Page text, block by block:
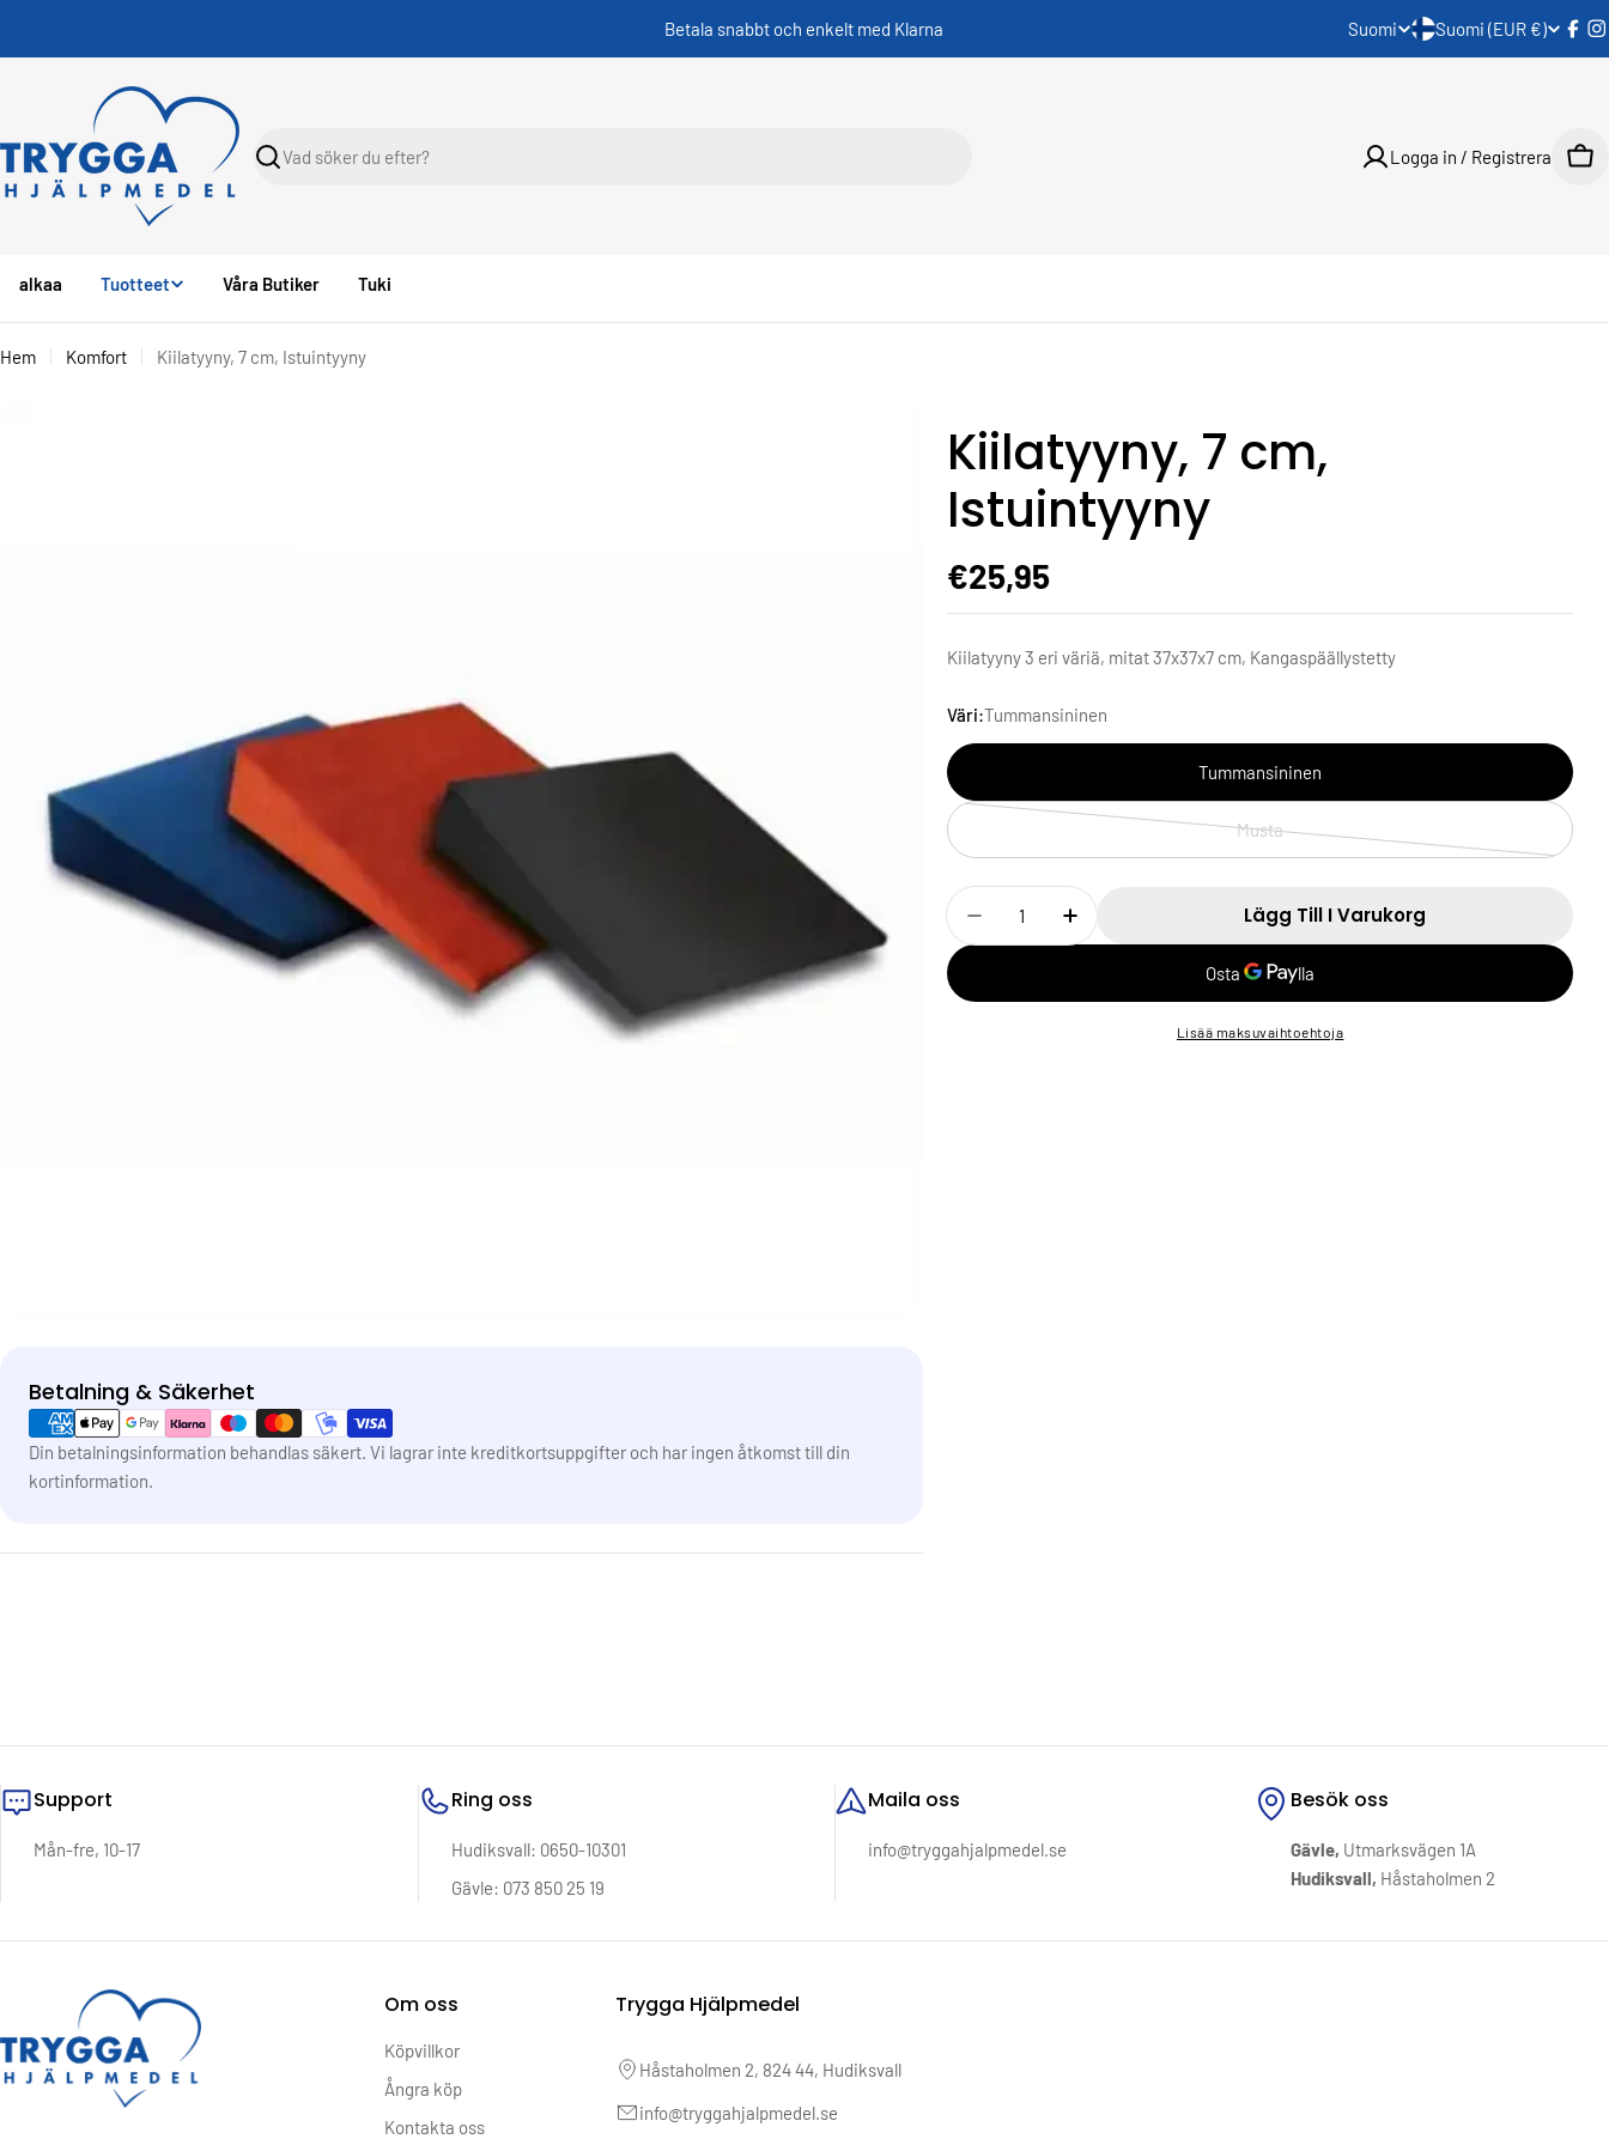
Betala snabbt och enkelt med Klarna
S
Suomi
L
n
Suomi (EUR €)
Sök
Logga in / Registrera
alkaa Tuotteet Våra Butiker Tuki
Hem Komfort Kiilatyyny, 7 cm, Istuintyyny
Betalning & Säkerhet
Betalningsmetoder
Din betalningsinformation behandlas säkert. Vi lagrar inte kreditkortsuppgifter och har ingen åtkomst till din
kortinformation.
Kiilatyyny, 7 cm,
Istuintyyny
€25,95
Kiilatyyny 3 eri väriä, mitat 37x37x7 cm, Kangaspäällystetty
Väri:Tummansininen
Tummansininen
Musta
Antal
Lägg Till I Varukorg
Lisää maksuvaihtoehtoja
Support
Mån-fre, 10-17
Ring oss
Hudiksvall: 0650-10301
Gävle: 073 850 25 19
Maila oss
info@tryggahjalpmedel.se
Besök oss
Gävle, Utmarksvägen 1A
Hudiksvall, Håstaholmen 2
Om oss
Köpvillkor
Ångra köp
Kontakta oss
Trygga Hjälpmedel
Håstaholmen 2, 824 44, Hudiksvall
info@tryggahjalpmedel.se